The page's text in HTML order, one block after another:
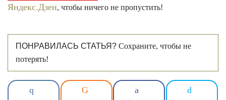
Яндекс.Дзен, чтобы ничего не пропустить!
ПОНРАВИЛАСЬ СТАТЬЯ? Сохраните, чтобы не
потерять!